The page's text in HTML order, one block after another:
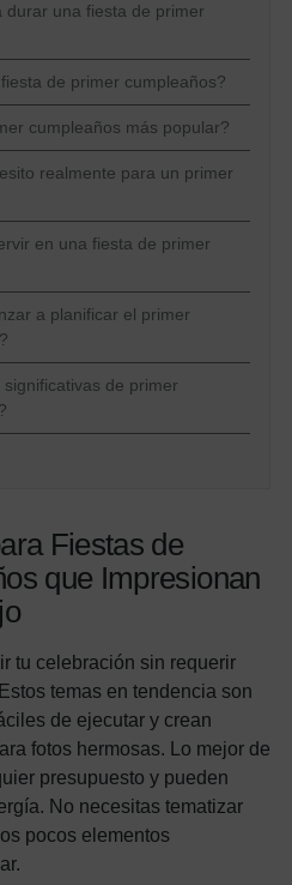
una fiesta de primer
de primer cumpleaños?
cumpleaños más popular?
realmente para un primer
en una fiesta de primer
a planificar el primer
de primer
Fiestas de
que Impresionan
tu celebración sin requerir
temas en tendencia son
de ejecutar y crean
fotos hermosas. Lo mejor de
presupuesto y pueden
No necesitas tematizar
pocos elementos